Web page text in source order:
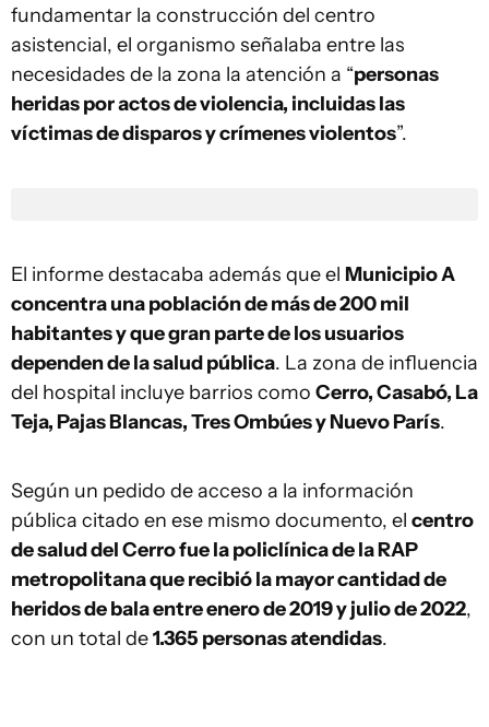
fundamentar la construcción del centro
asistencial, el organismo señalaba entre las
necesidades de la zona la atención a “personas
heridas por actos de violencia, incluidas las
víctimas de disparos y crímenes violentos”.
El informe destacaba además que el Municipio A
concentra una población de más de 200 mil
habitantes y que gran parte de los usuarios
dependen de la salud pública. La zona de influencia
del hospital incluye barrios como Cerro, Casabó, La
Teja, Pajas Blancas, Tres Ombúes y Nuevo París.
Según un pedido de acceso a la información
pública citado en ese mismo documento, el centro
de salud del Cerro fue la policlínica de la RAP
metropolitana que recibió la mayor cantidad de
heridos de bala entre enero de 2019 y julio de 2022,
con un total de1.365 personas atendidas.